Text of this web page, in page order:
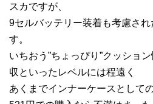
スカですが、
9セルバッテリー装着も考慮さ
す。
いちおう”ちょっぴり”クッショ
収といったレベルには程遠く
あくまでインナーケースとして